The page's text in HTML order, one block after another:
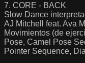
7. CORE - BACK
Slow Dance
AJ Mitchell feat. Ava
Movimientos (de
Pose, Camel Pose
Pointer Sequence,